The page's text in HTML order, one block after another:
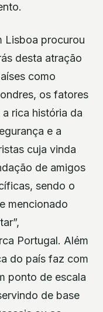
Lisboa procurou
desta atração
como
os fatores
rica história da
e a
cuja vinda
de amigos
sendo o
mencionado
Portugal. Além
do país faz com
ponto de escala
de base